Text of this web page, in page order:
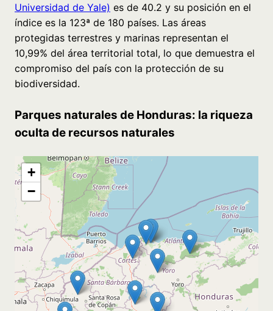
Universidad de Yale) es de 40.2 y su posición en el
índice es la 123ª de 180 países. Las áreas
protegidas terrestres y marinas representan el
10,99% del área territorial total, lo que demuestra el
compromiso del país con la protección de su
biodiversidad.
Parques naturales de Honduras: la riqueza
oculta de recursos naturales